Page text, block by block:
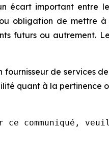
écart important entre
obligation de mettre
futurs ou autrement.
fournisseur de services
quant à la pertinence
communiqué,